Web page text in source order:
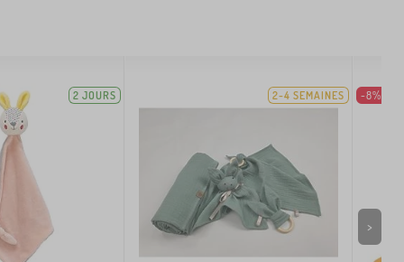
2 JOURS 2-4 SEMAINES -8%
>